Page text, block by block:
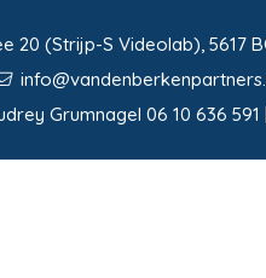
20 (Strijp-S Videolab), 5617
Grumnagel 06 10 636